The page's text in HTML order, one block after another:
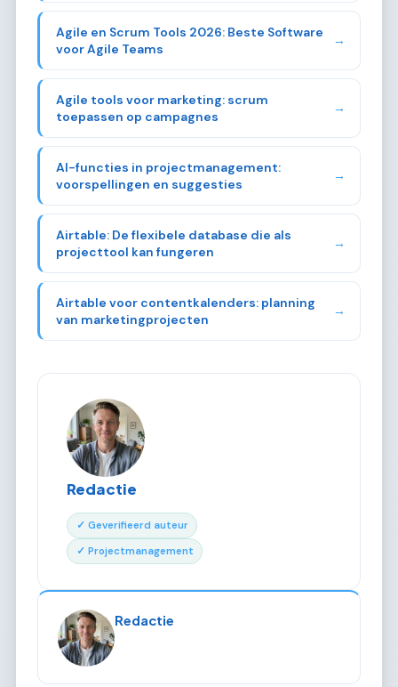
Agile en Scrum Tools 2026: Beste Software
voor Agile Teams
→
Agile tools voor marketing: scrum
toepassen op campagnes
→
AI-functies in projectmanagement:
voorspellingen en suggesties
→
Airtable: De flexibele database die als
projecttool kan fungeren
→
Airtable voor contentkalenders: planning
van marketingprojecten
→
Redactie
✓ Geverifieerd auteur
✓ Projectmanagement
Redactie